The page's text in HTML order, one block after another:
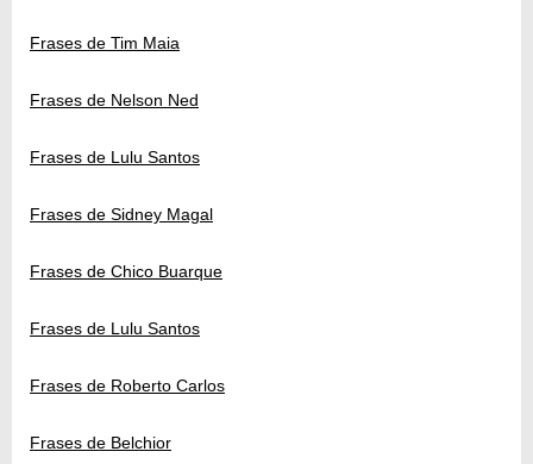
Frases de Tim Maia
Frases de Nelson Ned
Frases de Lulu Santos
Frases de Sidney Magal
Frases de Chico Buarque
Frases de Lulu Santos
Frases de Roberto Carlos
Frases de Belchior